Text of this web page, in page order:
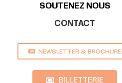
SOUTENEZ NOUS
CONTACT
NEWSLETTER & BROCHURE
BILLETTERIE